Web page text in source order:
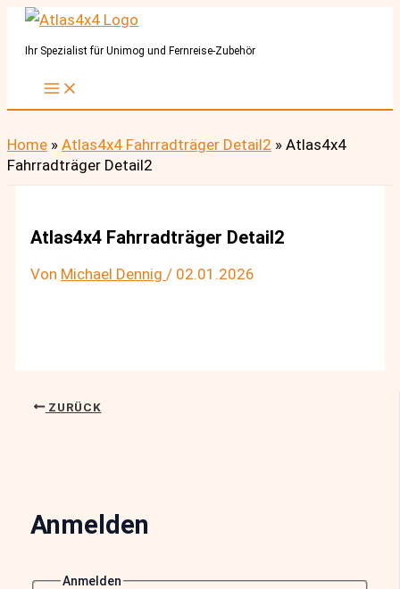
Zum
InhaltIhr Spezialist für Unimog und Fernreise-Zubehör
Home » Atlas4x4 Fahrradträger Detail2 » Atlas4x4
Fahrradträger Detail2
Atlas4x4 Fahrradträger Detail2
Von Michael Dennig/ 02.01.2026
ZURÜCK
Anmelden
Anmelden